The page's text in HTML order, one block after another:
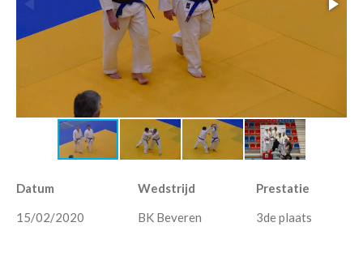
Datum Wedstrijd
Prestatie
15/02/2020
BK Beveren 3de plaats